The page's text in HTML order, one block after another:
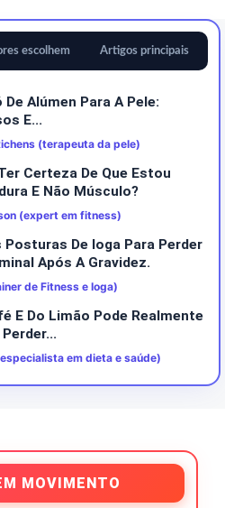
escolhem Artigos principais
De Alúmen Para A Pele:
E...
(terapeuta da pele)
Certeza De Que Estou
E Não Músculo?
(expert em fitness)
Posturas De Ioga Para Perder
Após A Gravidez.
de Fitness e Ioga)
E Do Limão Pode Realmente
em dieta e saúde)
MOVIMENTO